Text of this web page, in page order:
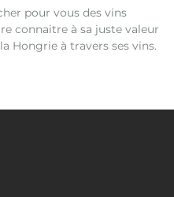
pour vous des vins
connaitre à sa juste valeur
Hongrie à travers ses vins.